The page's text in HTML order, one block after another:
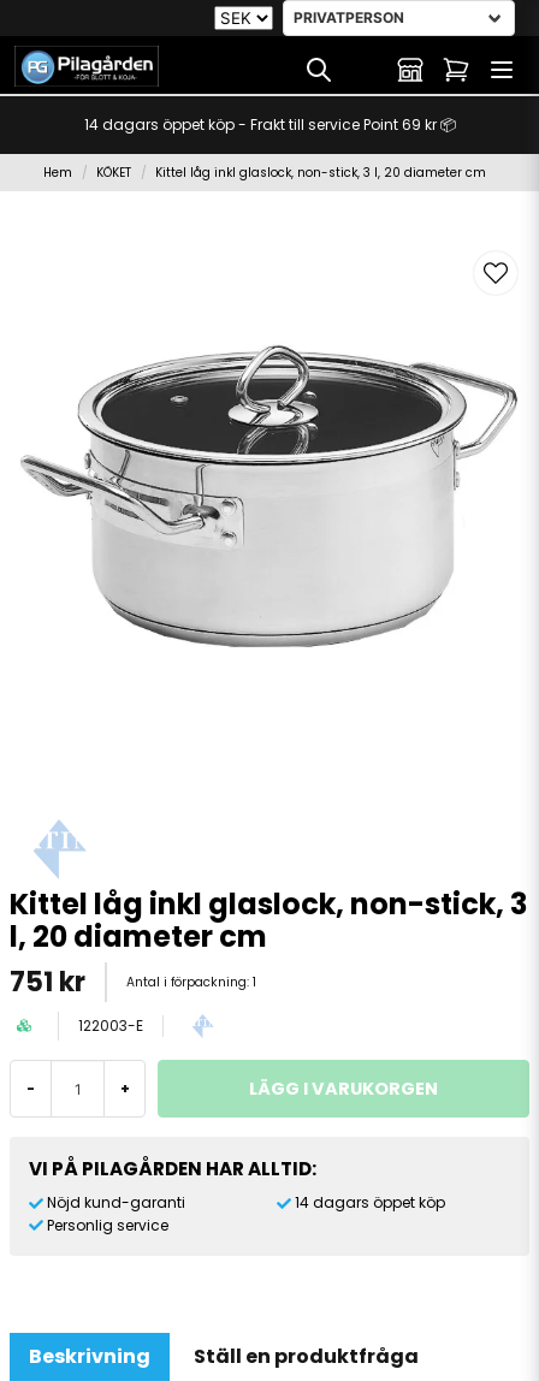
14 dagars öppet köp - Frakt till service Point 69 kr 📦
Hem KÖKET Kittel låg inkl glaslock, non-stick, 3 l, 20 diameter cm
Kittel låg inkl glaslock, non-stick, 3
l, 20 diameter cm
751 kr Antal i förpackning: 1
122003-E
- + LÄGG I VARUKORGEN
VI PÅ PILAGÅRDEN HAR ALLTID:
Nöjd kund-garanti
Personlig service
14 dagars öppet köp
Beskrivning Ställ en produktfråga